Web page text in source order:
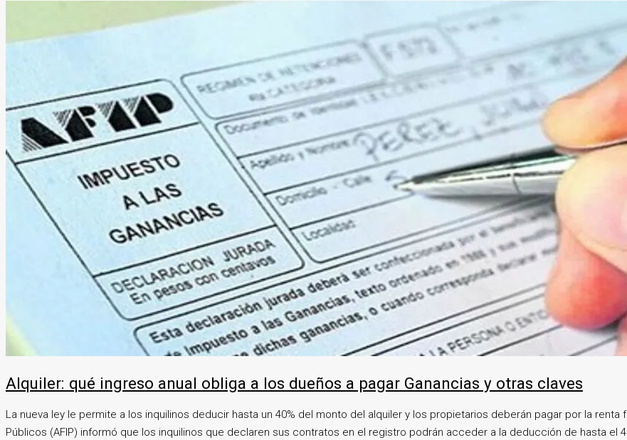
Alquiler: qué ingreso anual obliga a los dueños a pagar Ganancias y otras claves
La nueva ley le permite a los inquilinos deducir hasta un 40% del monto del alquiler y los propietarios deberán pagar por la
Públicos (AFIP) informó que los inquilinos que declaren sus contratos en el registro podrán acceder a la deducción de hasta el